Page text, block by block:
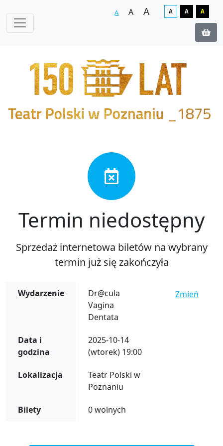
A A A A A A
Termin niedostępny
Sprzedaż internetowa biletów na wybrany
termin już się zakończyła
Wydarzenie
Dr@cula
Vagina
Dentata
Zmień
Data i
godzina
2025-10-14
(wtorek) 19:00
Lokalizacja
Teatr Polski w
Poznaniu
Bilety 0 wolnych